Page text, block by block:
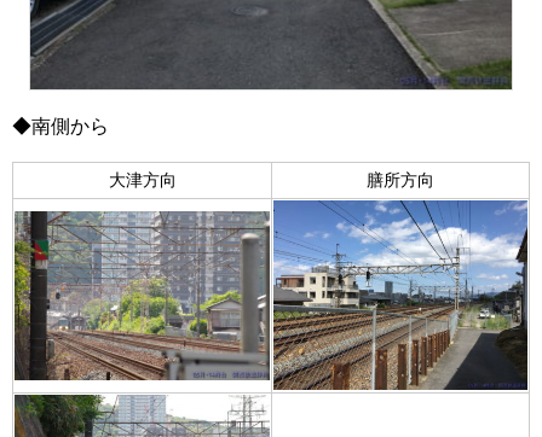
◆南側から
大津方向 膳所方向